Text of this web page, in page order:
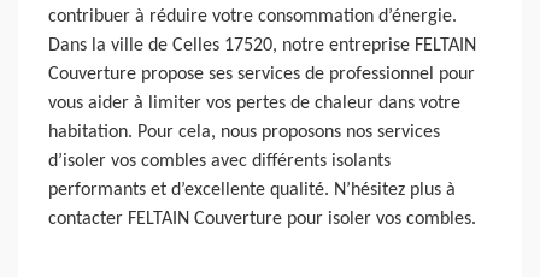
contribuer à réduire votre consommation d’énergie.
Dans la ville de Celles 17520, notre entreprise FELTAIN
Couverture propose ses services de professionnel pour
vous aider à limiter vos pertes de chaleur dans votre
habitation. Pour cela, nous proposons nos services
d’isoler vos combles avec différents isolants
performants et d’excellente qualité. N’hésitez plus à
contacter FELTAIN Couverture pour isoler vos combles.